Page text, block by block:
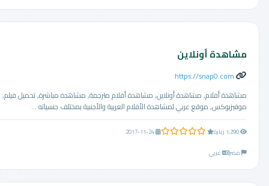
مشاهدة أونلاين
https://snap0.com
مشاهدة أفلام, مشاهدة أونلاين, مشاهدة أفلام مترجمة, مشاهدة مباشرة, تحميل فيلم,
موفيزبوكس, موقع عربي لمشاهدة الأفلام العربية والأجنبية بمختلف جنسياته ...
0.0 من 5 نجوم
2017-11-24
مصر
عربي